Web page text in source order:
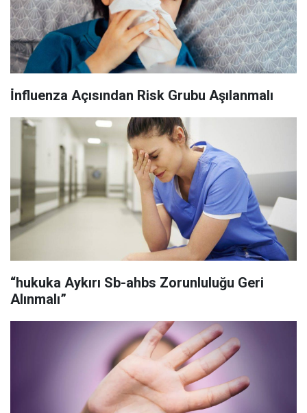
İ̇nfluenza Açısından Risk Grubu Aşılanmalı
“hukuka Aykırı Sb-ahbs Zorunluluğu Geri
Alınmalı”